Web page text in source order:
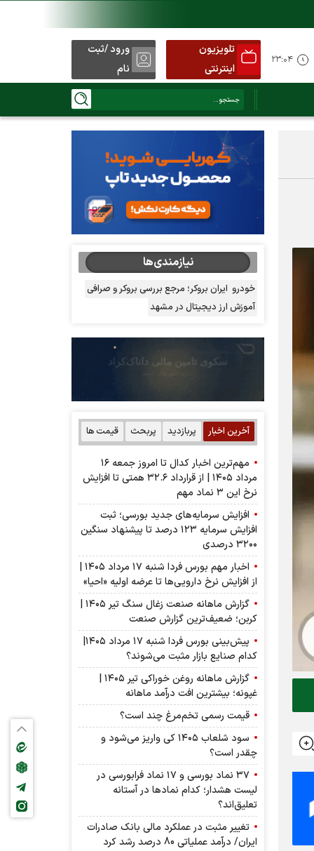
تلویزیون
اینترنتی
ورود /ثبت
نام
نیازمندی‌ها
خودرو ایران بروکر؛ مرجع بررسی بروکر و صرافی
آموزش ارز دیجیتال در مشهد
آخرین اخبار پربازدید پربحث قیمت ها
مهم‌ترین اخبار کدال تا امروز جمعه ۱۶
مرداد ۱۴۰۵ | از قرارداد ۳۲.۶ همتی تا افزایش
نرخ این ۳ نماد مهم
افزایش سرمایه‌های جدید بورسی؛ ثبت
افزایش سرمایه ۱۲۳ درصد تا پیشنهاد‌ سنگین
۳۲۰۰ درصدی
اخبار مهم بورس فردا شنبه ۱۷ مرداد ۱۴۰۵ |
از افزایش نرخ دارویی‌ها تا عرضه اولیه «احیا»
گزارش ماهانه صنعت زغال سنگ تیر ۱۴۰۵ |
کربن؛ ضعیف‌ترین گزارش صنعت
پیش‌بینی بورس فردا شنبه ۱۷ مرداد ۱۴۰۵|
کدام صنایع بازار مثبت می‌شوند؟
گزارش ماهانه روغن خوراکی تیر ۱۴۰۵ |
غپونه؛ بیشترین افت درآمد ماهانه
قیمت رسمی تخم‌مرغ چند است؟
سود شلعاب ۱۴۰۵ کی واریز می‌شود و
چقدر است؟
۳۷ نماد بورسی و ۱۷ نماد فرابورسی در
لیست هشدار؛ کدام نماد‌ها در آستانه
تعلیق‌اند؟
تغییر مثبت در عملکرد مالی بانک صادرات
ایران/ درآمد عملیاتی 80 درصد رشد کرد